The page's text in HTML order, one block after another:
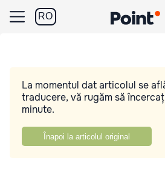
RO
La momentul dat articolul se
traducere, vă rugăm să
minute.
Înapoi la articolul original